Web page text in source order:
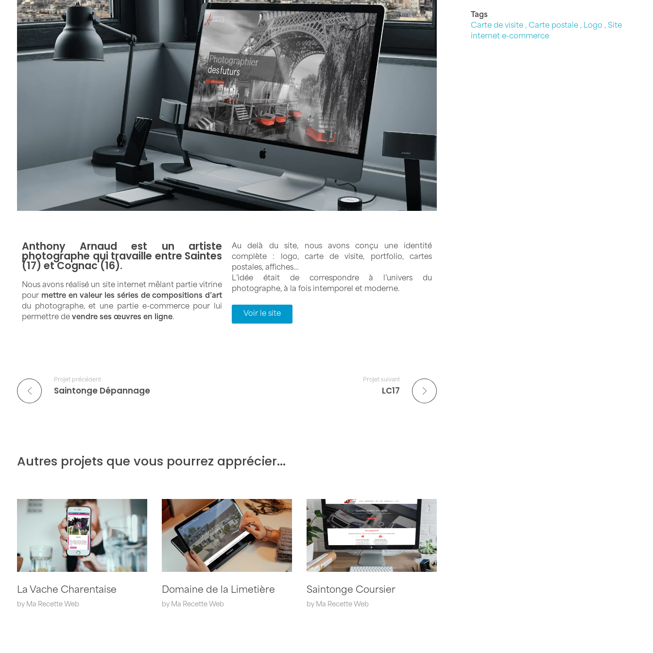
Anthony Arnaud est un artiste
photographe qui travaille entre Saintes
(17) et Cognac (16).
Nous avons réalisé un site internet mêlant partie vitrine
pour mettre en valeur les séries de compositions d’art
du photographe, et une partie e-commerce pour lui
permettre de vendre ses œuvres en ligne.
Au delà du site, nous avons conçu une identité
complète : logo, carte de visite, portfolio, cartes
postales, affiches…
L’idée était de correspondre à l’univers du
photographe, à la fois intemporel et moderne.
Voir le site
Tags
Carte de visite
Carte postale Logo
Site
internet e-commerce
Projet précédent
Saintonge Dépannage
Projet suivant
LC17
Autres projets que vous pourrez apprécier...
La Vache Charentaise
by Ma Recette Web
Domaine de la Limetière
by Ma Recette Web
Saintonge Coursier
by Ma Recette Web